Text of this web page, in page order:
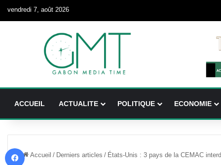
vendredi 7, août 2026
ACCUEIL ACTUALITE POLITIQUE ECONOMIE
Accueil / Derniers articles / États-Unis : 3 pays de la CEMAC